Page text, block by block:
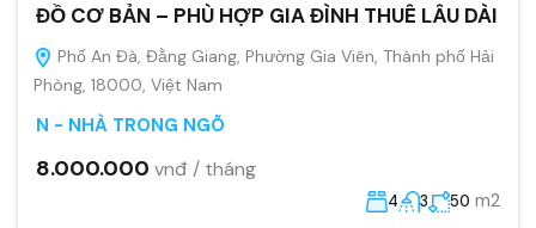
ĐỒ CƠ BẢN – PHÙ HỢP GIA ĐÌNH THUÊ LÂU DÀI
Phố An Đà, Đằng Giang, Phường Gia Viên, Thành phố Hải
Phòng, 18000, Việt Nam
N - NHÀ TRONG NGÕ
8.000.000 vnđ / tháng
4 3 50 m2